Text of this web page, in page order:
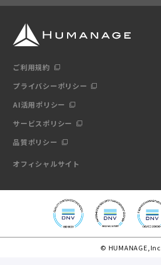
ご利用規約
プライバシーポリシー
AI活用ポリシー
サービスポリシー
品質ポリシー
オフィシャルサイト
© HUMANAGE,Inc